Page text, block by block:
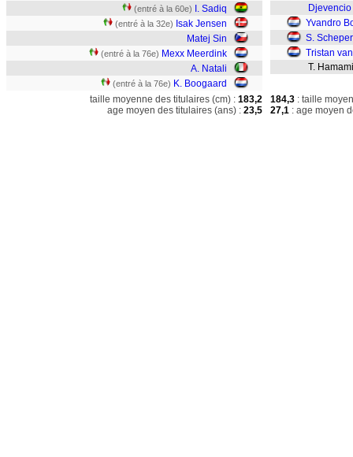
(entré à la 60e) I. Sadiq
(entré à la 32e) Isak Jensen
Matej Sin
(entré à la 76e) Mexx Meerdink
A. Natali
(entré à la 76e) K. Boogaard
Yvandro
S.
Tristan
T.
taille moyenne des titulaires (cm) : 183,2
age moyen des titulaires (ans) : 23,5
184,3 : taille
27,1 : age moyen